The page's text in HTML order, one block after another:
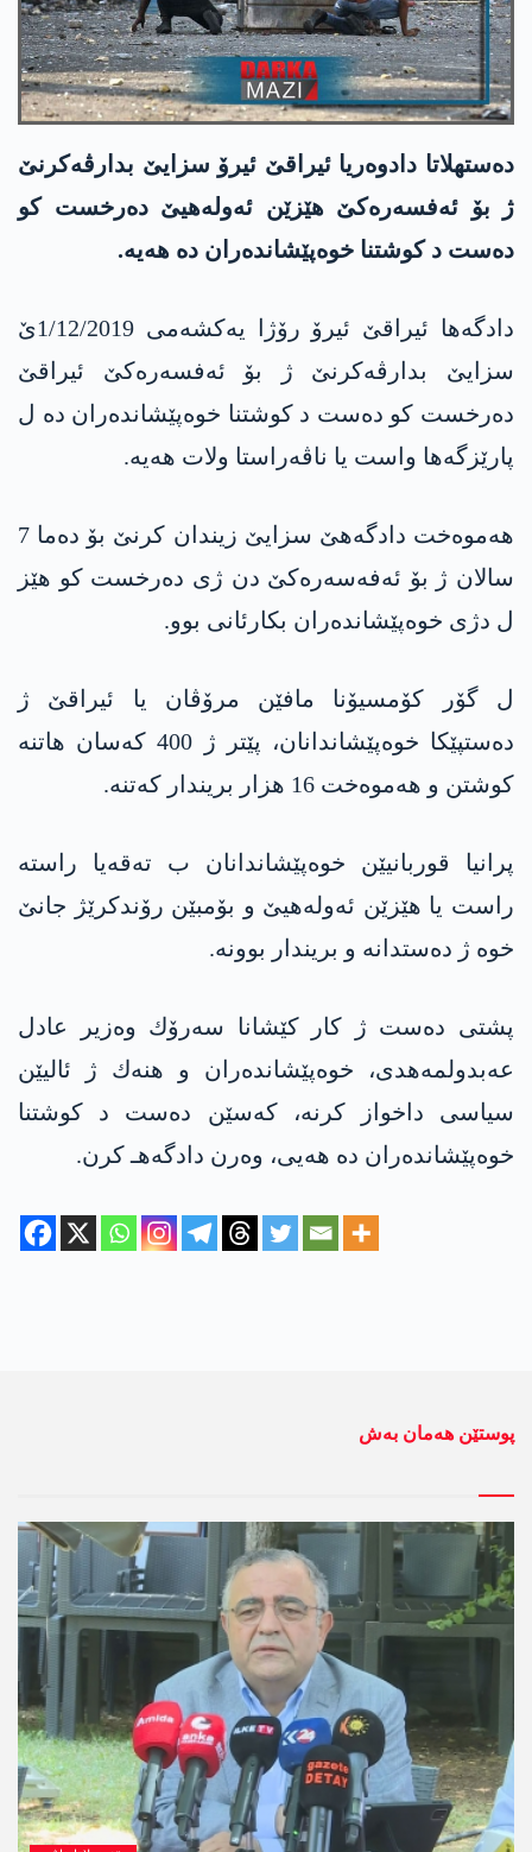
ده‌ستهلاتا دادوه‌ریا ئیراقێ ئیرۆ سزایێ بدارڤه‌كرنێ
ژ بۆ ئه‌فسه‌ره‌كێ هێزێن ئه‌وله‌هیێ ده‌رخست كو
ده‌ست د كوشتنا خوه‌پێشانده‌ران ده‌ هه‌یه‌.
دادگه‌ها ئیراقێ ئیرۆ رۆژا یه‌كشه‌می 1/12/2019ێ
سزایێ بدارڤه‌كرنێ ژ بۆ ئه‌فسه‌ره‌كێ ئیراقێ
ده‌رخست كو ده‌ست د كوشتنا خوه‌پێشانده‌ران ده‌ ل
پارێزگه‌ها واست یا ناڤه‌راستا ولات هه‌یه‌.
هه‌موه‌خت دادگه‌هێ سزایێ زیندان كرنێ بۆ ده‌ما 7
سالان ژ بۆ ئه‌فه‌سه‌ره‌كێ دن ژی ده‌رخست كو هێز
ل دژی خوه‌پێشانده‌ران بكارئانی بوو.
ل گۆر كۆمسیۆنا مافێن مرۆڤان یا ئیراقێ ژ
ده‌ستپێكا خوه‌پێشاندانان، پێتر ژ 400 كه‌سان هاتنه‌
كوشتن و هه‌موه‌خت 16 هزار بریندار كه‌تنه‌.
پرانیا قوربانیێن خوه‌پێشاندانان ب ته‌قه‌یا راسته‌
راست یا هێزێن ئه‌وله‌هیێ و بۆمبێن رۆندكرێژ جانێ
خوه‌ ژ ده‌ستدانه‌ و بریندار بوونه‌.
پشتی ده‌ست ژ كار كێشانا سه‌رۆك وه‌زیر عادل
عه‌بدولمه‌هدی، خوه‌پێشانده‌ران و هنه‌ك ژ ئالیێن
سیاسی داخواز كرنه‌، كه‌سێن ده‌ست د كوشتنا
خوه‌پێشانده‌ران ده‌ هه‌یی، وه‌رن دادگه‌هـ كرن.
پوستێن ھەمان بەش